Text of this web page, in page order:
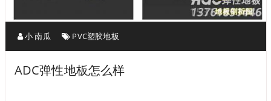
小 南瓜 PVC塑胶地板
ADC弹性地板怎么样